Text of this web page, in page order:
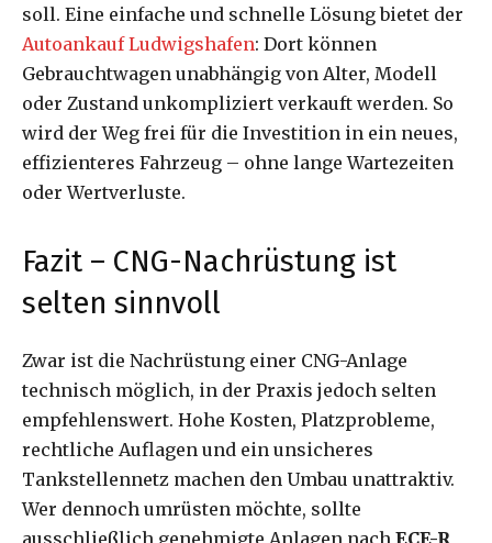
soll. Eine einfache und schnelle Lösung bietet der
Autoankauf Ludwigshafen: Dort können
Gebrauchtwagen unabhängig von Alter, Modell
oder Zustand unkompliziert verkauft werden. So
wird der Weg frei für die Investition in ein neues,
effizienteres Fahrzeug – ohne lange Wartezeiten
oder Wertverluste.
Fazit – CNG-Nachrüstung ist
selten sinnvoll
Zwar ist die Nachrüstung einer CNG-Anlage
technisch möglich, in der Praxis jedoch selten
empfehlenswert. Hohe Kosten, Platzprobleme,
rechtliche Auflagen und ein unsicheres
Tankstellennetz machen den Umbau unattraktiv.
Wer dennoch umrüsten möchte, sollte
ausschließlich genehmigte Anlagen nach ECE-R